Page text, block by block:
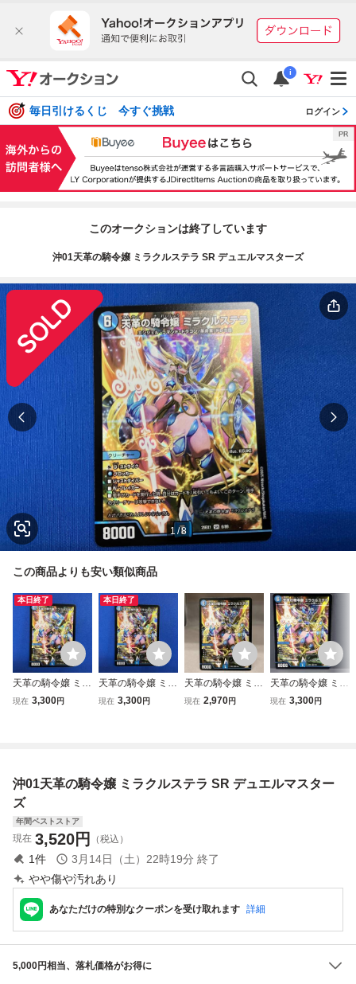
i
毎日引けるくじ 今すぐ挑戦 ログイン
このオークションは終了しています
沖01天革の騎令嬢 ミラクルステラ SR デュエルマスターズ
1 /8
この商品よりも安い類似商品
本日終了
天革の騎令嬢 ミラ
クルステラ SR デ
現在 3,300円
本日終了
天革の騎令嬢 ミラ
クルステラ SR デ
現在 3,300円
天革の騎令嬢 ミラ
クルステラ SR デ
現在 2,970円
天革の騎令嬢 ミラ
クルステラ SR デ
現在 3,300円
沖01天革の騎令嬢 ミラクルステラ SR デュエルマスター
ズ
年間ベストストア
現在 3,520円 （税込）
1件 3月14日（土）22時19分 終了
やや傷や汚れあり
あなただけの特別なクーポンを受け取れます 詳細
5,000円相当、落札価格がお得に